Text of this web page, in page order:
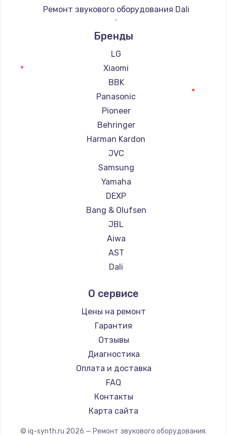
Ремонт звукового оборудования Dali
Ремонт звукового оборудования Marshall
Ремонт звукового оборудования Supra
Бренды
LG
Xiaomi
BBK
Panasonic
Pioneer
Behringer
Harman Kardon
JVC
Samsung
Yamaha
DEXP
Bang & Olufsen
JBL
Aiwa
AST
Dali
Supra
О сервисе
Цены на ремонт
Гарантия
Отзывы
Диагностика
Оплата и доставка
FAQ
Контакты
Карта сайта
© iq-synth.ru 2026 — Ремонт звукового оборудования.